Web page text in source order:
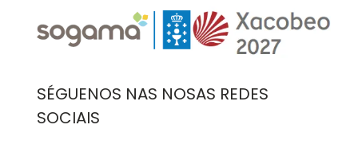
Imaxe
SÉGUENOS NAS NOSAS REDES
SOCIAIS